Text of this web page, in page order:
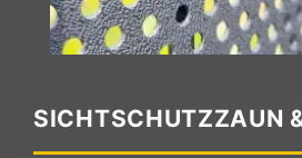
SICHTSCHUTZZAUN